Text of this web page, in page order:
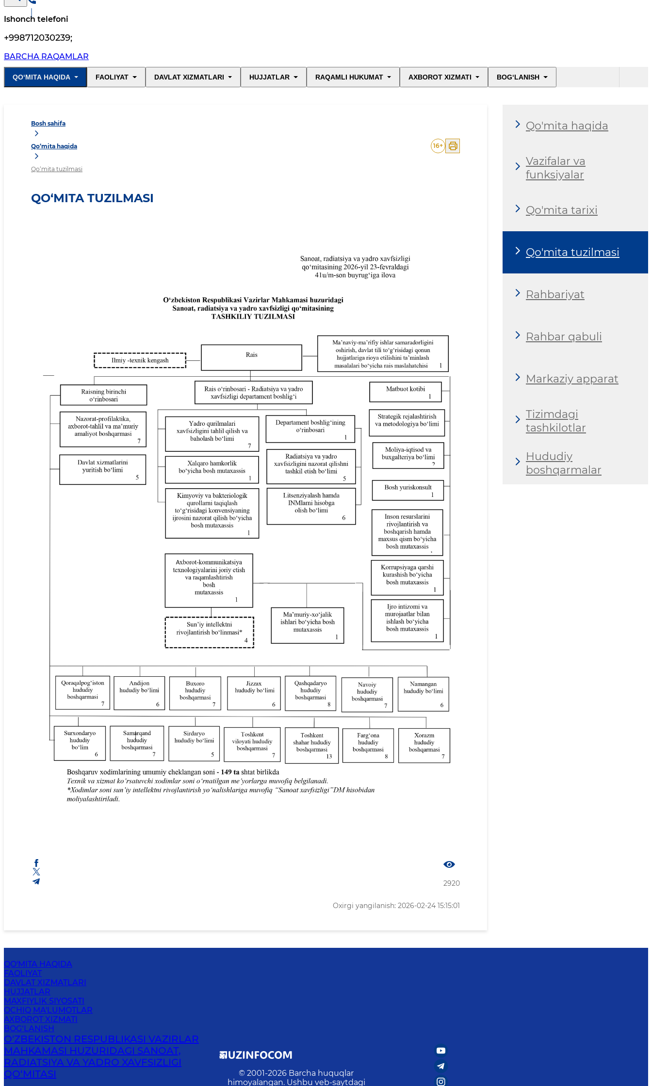
Ishonch telefoni
+998712030239;
BARCHA RAQAMLAR
QO‘MITA HAQIDA FAOLIYAT DAVLAT XIZMATLARI HUJJATLAR RAQAMLI HUKUMAT AXBOROT XIZMATI BOG‘LANISH
Bosh sahifa
Qo‘mita haqida
Qo‘mita tuzilmasi
16+
QO‘MITA TUZILMASI
2920
Oxirgi yangilanish: 2026-02-24 15:15:01
Qo'mita haqida
Vazifalar va
funksiyalar
Qo'mita tarixi
Qo'mita tuzilmasi
Rahbariyat
Rahbar qabuli
Markaziy apparat
Tizimdagi
tashkilotlar
Hududiy
boshqarmalar
QO'MITA HAQIDA
FAOLIYAT
DAVLAT XIZMATLARI
HUJJATLAR
MAXFIYLIK SIYOSATI
OCHIQ MA'LUMOTLAR
AXBOROT XIZMATI
BOG‘LANISH
O'ZBEKISTON RESPUBLIKASI VAZIRLAR
MAHKAMASI HUZURIDAGI SANOAT,
RADIATSIYA VA YADRO XAVFSIZLIGI
QO‘MITASI
© 2001-2026 Barcha huquqlar
himoyalangan. Ushbu veb-saytdagi